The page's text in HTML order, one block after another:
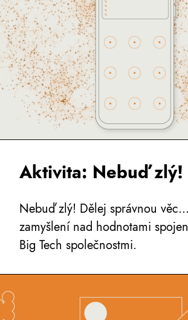
Aktivita: Nebuď zlý!
Nebuď zlý! Dělej správnou
zamyšlení nad hodnotami
Big Tech společnostmi.